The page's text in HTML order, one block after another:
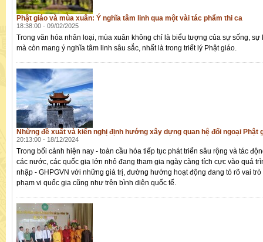
Phật giáo và mùa xuân: Ý nghĩa tâm linh qua một vài tác phẩm thi ca
18:38:00 - 09/02/2025
Trong văn hóa nhân loại, mùa xuân không chỉ là biểu tượng của sự sống, sự
mà còn mang ý nghĩa tâm linh sâu sắc, nhất là trong triết lý Phật giáo.
Những đề xuất và kiến nghị định hướng xây dựng quan hệ đối ngoại Phật
20:13:00 - 18/12/2024
Trong bối cảnh hiện nay - toàn cầu hóa tiếp tục phát triển sâu rộng và tác
các nước, các quốc gia lớn nhỏ đang tham gia ngày càng tích cực vào quá
nhập - GHPGVN với những giá trị, đường hướng hoạt động đang tỏ rõ vai trò
phạm vi quốc gia cũng như trên bình diện quốc tế.